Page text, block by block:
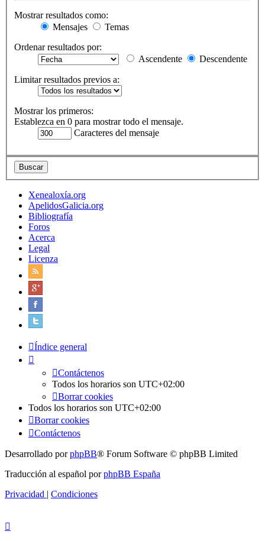
Mostrar resultados como:
Mensajes
Temas
Ordenar resultados por:
Ascendente
Descendente
Limitar resultados previos a:
Mostrar los primeros:
Establezca en 0 para mostrar todo el mensaje.
Caracteres del mensaje
Xenealoxía.org
ApelidosGalicia.org
Bibliografía
Foros
Acerca
Legal
Licenza
Índice general
Contáctenos
Todos los horarios son UTC+02:00
Borrar cookies
Todos los horarios son UTC+02:00
Borrar cookies
Contáctenos
Desarrollado porphpBB® Forum Software © phpBB Limited
Traducción al español porphpBB España
Privacidad | Condiciones